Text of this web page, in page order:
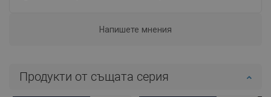
Напишете мнения
Продукти от същата серия